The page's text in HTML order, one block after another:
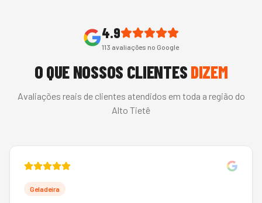
4.9
113 avaliações no Google
O QUE NOSSOS CLIENTESDIZEM
Avaliações reais de clientes atendidos em toda a região do
Alto Tietê
Geladeira